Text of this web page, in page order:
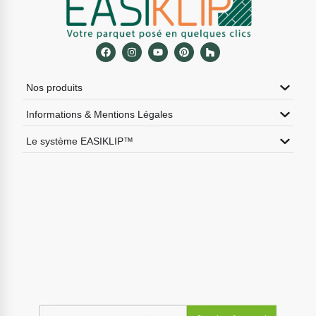
Nos produits
Informations & Mentions Légales
Le système EASIKLIP™